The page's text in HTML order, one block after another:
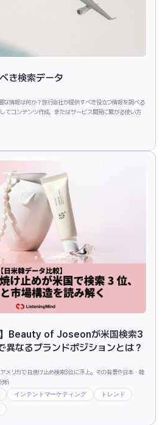
き検索データ
な情報は何か？旅行会社が提供すべき役立つ情報を調べる
てコンテンツ作成、またはサービス開発に繋がる使い方
】Beauty of Joseonが米国検索3
異なるブランドポジションとは？
メリカで日焼け止め検索3位に浮上。その背景や日本・韓
析
インテントマーケティング トレンド